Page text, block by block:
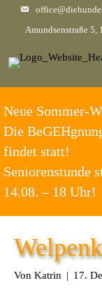
Amundsenstraße 5,
Neue Sommer-
Die
findet statt!
Seniorenstunde
14.08. – 18 Uhr!
Von Katrin | 17.